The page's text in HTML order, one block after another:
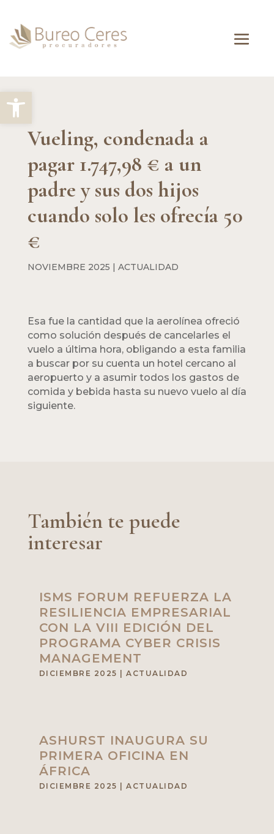
Abrir barra de herramientas
Vueling, condenada a
pagar 1.747,98 € a un
padre y sus dos hijos
cuando solo les ofrecía 50
€
NOVIEMBRE 2025 | ACTUALIDAD
Esa fue la cantidad que la aerolínea ofreció
como solución después de cancelarles el
vuelo a última hora, obligando a esta familia
a buscar por su cuenta un hotel cercano al
aeropuerto y a asumir todos los gastos de
comida y bebida hasta su nuevo vuelo al día
siguiente.
También te puede
interesar
ISMS FORUM REFUERZA LA
RESILIENCIA EMPRESARIAL
CON LA VIII EDICIÓN DEL
PROGRAMA CYBER CRISIS
MANAGEMENT
DICIEMBRE 2025 |ACTUALIDAD
ASHURST INAUGURA SU
PRIMERA OFICINA EN
ÁFRICA
DICIEMBRE 2025 |ACTUALIDAD